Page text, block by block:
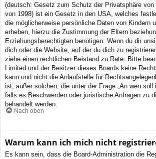
(deutsch: Gesetz zum Schutz der Privatsphäre von
von 1998) ist ein Gesetz in den USA, welches
die möglicherweise persönliche Daten von Kindern
erheben, hierzu die Zustimmung der Eltern
Erziehungsberechtigten benötigen. Wenn du dir
dich oder die Website, auf der du dich zu
ziehe einen rechtlichen Beistand zu Rate. Bitte
Limited und der Besitzer dieses Boards keine
kann und nicht die Anlaufstelle für
ist; außer solchen, die unter der Frage „An wen soll
falls es Beschwerden oder juristische Anfragen zu
behandelt werden.
Nach oben
Warum kann ich mich nicht
Es kann sein, dass die Board-Administration die